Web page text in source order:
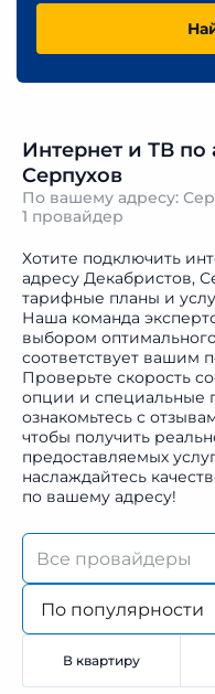
Интернет и ТВ по
Серпухов
По вашему адресу:
1 провайдер
Хотите подключить
адресу Декабристов,
тарифные планы и
Наша команда
выбором
соответствует вашим
Проверьте скорость
опции и специальные
ознакомьтесь с
чтобы получить
предоставляемых
наслаждайтесь
по вашему адресу!
По популярности
В квартиру